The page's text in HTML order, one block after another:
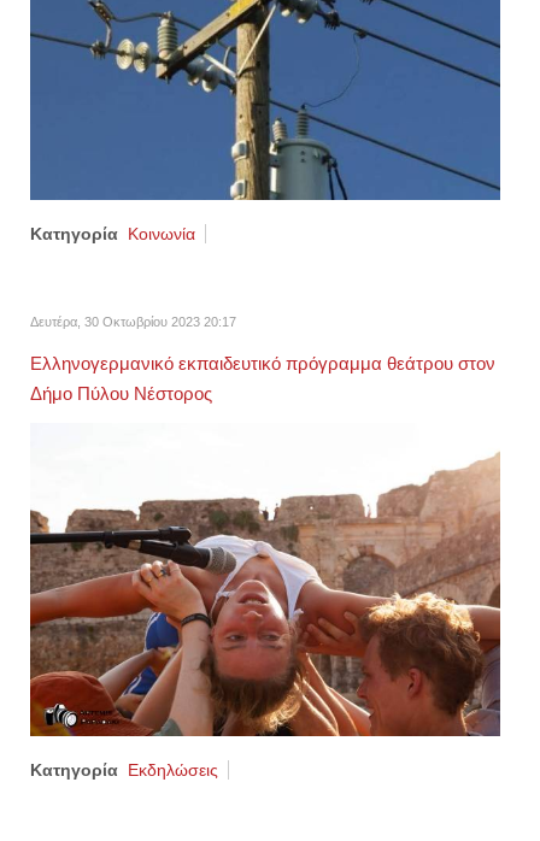
Κατηγορία Κοινωνία
Δευτέρα, 30 Οκτωβρίου 2023 20:17
Ελληνογερμανικό εκπαιδευτικό πρόγραμμα θεάτρου στον
Δήμο Πύλου Νέστορος
Κατηγορία Εκδηλώσεις